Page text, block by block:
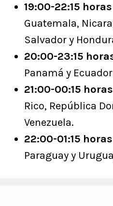
19:00-22:15 horas
Guatemala,
Salvador y
20:00-23:15
Panamá y
21:00-00:15 horas
Rico, República
Venezuela.
22:00-01:15 horas
Paraguay y